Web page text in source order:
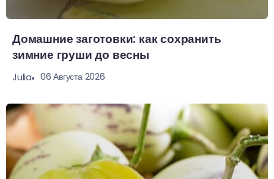
Домашние заготовки: как сохранить
зимние груши до весны
Julia 06 Августа 2026